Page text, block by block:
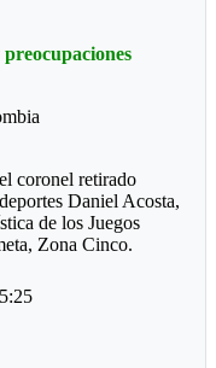
con el respaldo
Zurdo”, quien
de Tejo de la Villa
coronel retirado
Daniel Acosta,
de los Juegos
Zona Cinco.
atento a cada
al pie de la
la adecuación
un decorado más